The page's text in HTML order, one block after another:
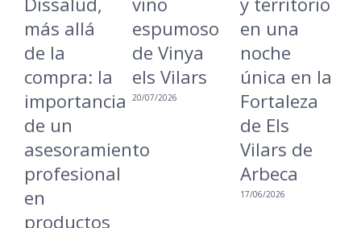
más allá
de la
compra: la
importancia
de un
asesoramiento
profesional
en
productos
espumoso
de Vinya
els Vilars
20/07/2026
en una
noche
única en la
Fortaleza
de Els
Vilars de
Arbeca
17/06/2026